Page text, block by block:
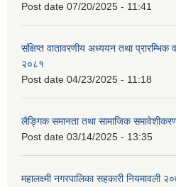
Post date 07/20/2025 - 11:41
संक्षिप्त वातावरणीय अध्ययन तथा प्रारम्भिक
२०८१
Post date 04/23/2025 - 11:18
लैङ्गिक समानता तथा सामाजिक
Post date 03/14/2025 - 13:35
महालक्ष्मी नगरपालिका सहकारी नियमावली